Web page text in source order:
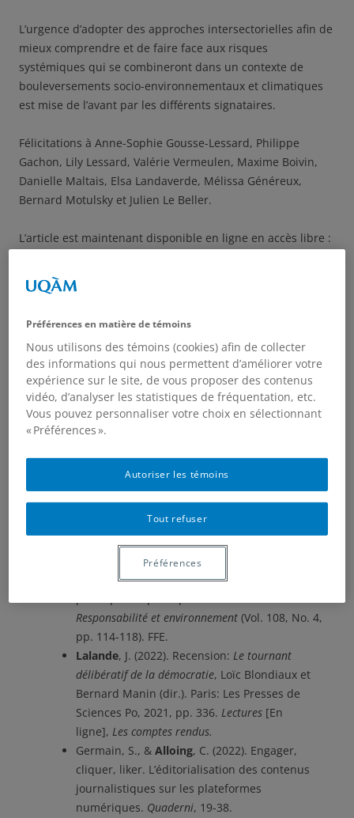
L’urgence d’adopter des approches intersectorielles afin de
mieux comprendre et de faire face aux risques
systémiques qui se combineront dans un contexte de
bouleversements socio-environnementaux et climatiques
est mise de l’avant par les différents signataires.
Félicitations à Anne-Sophie Gousse-Lessard, Philippe
Gachon, Lily Lessard, Valérie Vermeulen, Maxime Boivin,
Danielle Maltais, Elsa Landaverde, Mélissa Généreux,
Bernard Motulsky et Julien Le Beller.
L’article est maintenant disponible en ligne en accès libre :
0190/full/html
Yates, Stéphanie et Turgeon, Alexandra. (2022).
« Les portes tournantes entre les think tanks,
l’administration publique et les partis politiques:
la légitimité par la proximité? ».
Giasson,Inside the Local Campaign(p. 285-306).
Vancouver : UBC Press.
Friser, A., Arpin, M. L., Gendron, C., &
(2022). L’acceptabilité sociale des mesures
sanitaires: retour sur l’impératif de la
Responsabilité et environnement (Vol. 108, No. 4,
pp. 114-118). FFE.
Lalande, J. (2022). Recension: Le tournant
délibératif de la démocratie, Loïc Blondiaux et
Bernard Manin (dir.). Paris: Les Presses de
Sciences Po, 2021, pp. 336. Lectures [En
ligne], Les comptes rendus.
Germain, S., & Alloing, C. (2022). Engager,
cliquer, liker. L’éditorialisation des contenus
journalistiques sur les plateformes
numériques. Quaderni, 19-38.
Préférences en matière de témoins
Nous utilisons des témoins (cookies) afin de collecter
des informations qui nous permettent d’améliorer votre
expérience sur le site, de vous proposer des contenus
vidéo, d’analyser les statistiques de fréquentation, etc.
Vous pouvez personnaliser votre choix en sélectionnant
« Préférences ».
Tout refuser
Autoriser les témoins
Préférences